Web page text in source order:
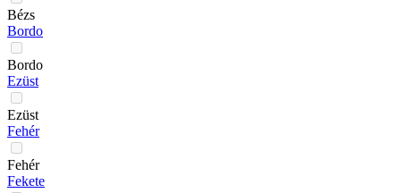
Bézs
Bordo
Bordo
Ezüst
Ezüst
Fehér
Fehér
Fekete